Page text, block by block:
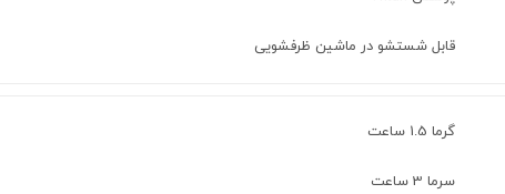
قابل شستشو در ماشین ظرفشویی
گرما 1.5 ساعت
سرما 3 ساعت